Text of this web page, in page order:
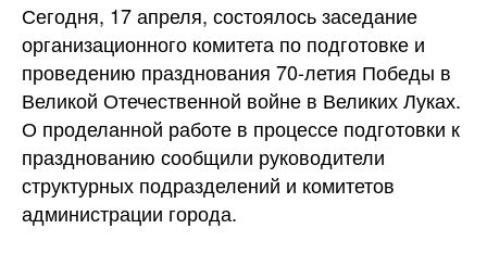
Сегодня, 17 апреля, состоялось заседание
организационного комитета по подготовке и
проведению празднования 70-летия Победы в
Великой Отечественной войне в Великих Луках.
О проделанной работе в процессе подготовки к
празднованию сообщили руководители
структурных подразделений и комитетов
администрации города.